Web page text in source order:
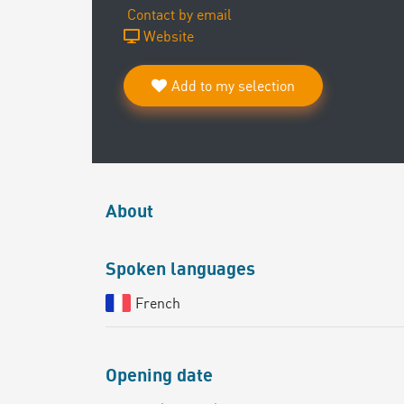
Contact by email
Website
Add to my selection
About
Spoken languages
French
Opening date